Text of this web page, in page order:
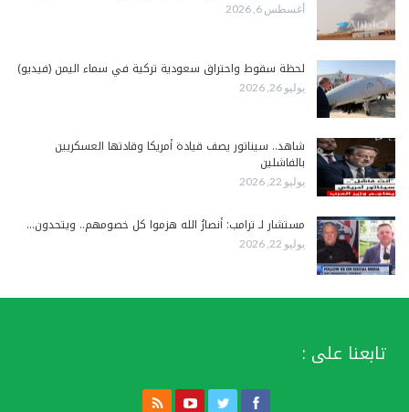
أغسطس 6, 2026
لحظة سقوط واحتراق سعودية تركية في سماء اليمن (فيديو)
يوليو 26, 2026
شاهد.. سيناتور يصف قيادة أمريكا وقادتها العسكريين
بالفاشلين
يوليو 22, 2026
مستشار لـ ترامب: أنصارُ الله هزموا كل خصومهم.. ويتحدون…
يوليو 22, 2026
تابعنا على :